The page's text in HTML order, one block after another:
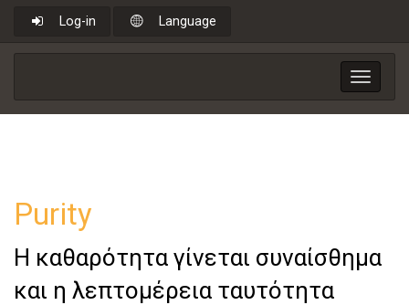
Log-in Language
Toggle
Purity
H καθαρότητα γίνεται συναίσθημα
και η λεπτομέρεια ταυτότητα